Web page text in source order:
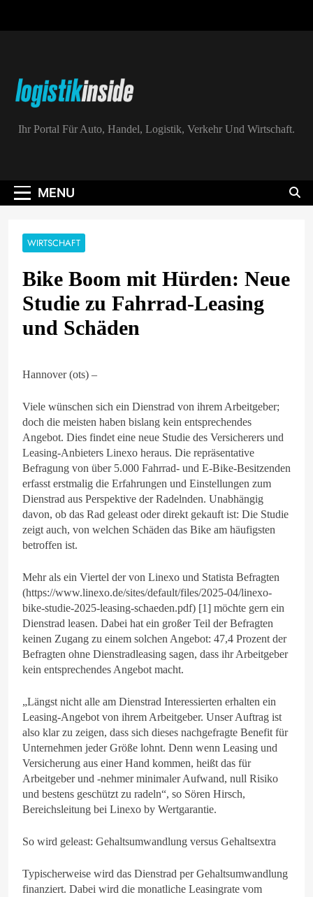
Logistik|Inside
Ihr Portal Für Auto, Handel, Logistik, Verkehr Und Wirtschaft.
MENU
WIRTSCHAFT
Bike Boom mit Hürden: Neue
Studie zu Fahrrad-Leasing
und Schäden
Hannover (ots) –
Viele wünschen sich ein Dienstrad von ihrem Arbeitgeber;
doch die meisten haben bislang kein entsprechendes
Angebot. Dies findet eine neue Studie des Versicherers und
Leasing-Anbieters Linexo heraus. Die repräsentative
Befragung von über 5.000 Fahrrad- und E-Bike-Besitzenden
erfasst erstmalig die Erfahrungen und Einstellungen zum
Dienstrad aus Perspektive der Radelnden. Unabhängig
davon, ob das Rad geleast oder direkt gekauft ist: Die Studie
zeigt auch, von welchen Schäden das Bike am häufigsten
betroffen ist.
Mehr als ein Viertel der von Linexo und Statista Befragten
(https://www.linexo.de/sites/default/files/2025-04/linexo-
bike-studie-2025-leasing-schaeden.pdf) [1] möchte gern ein
Dienstrad leasen. Dabei hat ein großer Teil der Befragten
keinen Zugang zu einem solchen Angebot: 47,4 Prozent der
Befragten ohne Dienstradleasing sagen, dass ihr Arbeitgeber
kein entsprechendes Angebot macht.
„Längst nicht alle am Dienstrad Interessierten erhalten ein
Leasing-Angebot von ihrem Arbeitgeber. Unser Auftrag ist
also klar zu zeigen, dass sich dieses nachgefragte Benefit für
Unternehmen jeder Größe lohnt. Denn wenn Leasing und
Versicherung aus einer Hand kommen, heißt das für
Arbeitgeber und -nehmer minimaler Aufwand, null Risiko
und bestens geschützt zu radeln“, so Sören Hirsch,
Bereichsleitung bei Linexo by Wertgarantie.
So wird geleast: Gehaltsumwandlung versus Gehaltsextra
Typischerweise wird das Dienstrad per Gehaltsumwandlung
finanziert. Dabei wird die monatliche Leasingrate vom